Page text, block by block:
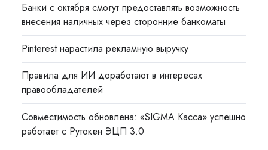
Банки с октября смогут предоставлять возможность
внесения наличных через сторонние банкоматы
Pinterest нарастила рекламную выручку
Правила для ИИ доработают в интересах
правообладателей
Совместимость обновлена: «SIGMA Касса» успешно
работает с Рутокен ЭЦП 3.0